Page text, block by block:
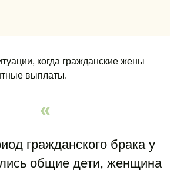
когда гражданские жены
выплаты.
гражданского брака у
общие дети, женщина